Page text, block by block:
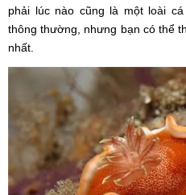
phải lúc nào cũng là một loài
thông thường, nhưng bạn có thể
nhất.